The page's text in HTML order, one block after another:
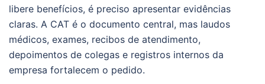
libere benefícios, é preciso apresentar evidências
claras. A CAT é o documento central, mas laudos
médicos, exames, recibos de atendimento,
depoimentos de colegas e registros internos da
empresa fortalecem o pedido.